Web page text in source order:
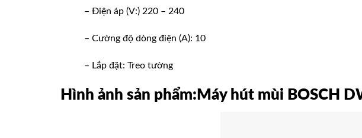
– Điện áp (V:) 220 – 240
– Cường độ dòng điện (A): 10
– Lắp đặt: Treo tường
Hình ảnh sản phẩm:Máy hút mùi BOSCH